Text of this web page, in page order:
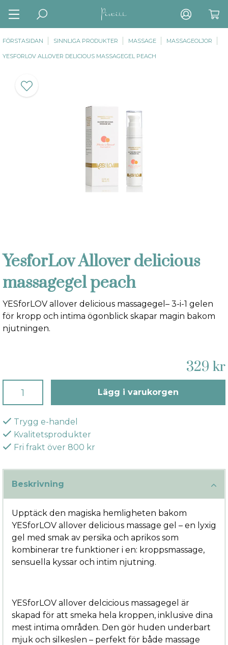
FÖRSTASIDAN SINNLIGA PRODUKTER MASSAGE MASSAGEOLJOR
YESFORLOV ALLOVER DELICIOUS MASSAGEGEL PEACH
YesforLov Allover delicious
massagegel peach
YESforLOV allover delicious massagegel– 3-i-1 gelen
för kropp och intima ögonblick skapar magin bakom
njutningen.
329 kr
Lägg i varukorgen
Trygg e-handel
Kvalitetsprodukter
Fri frakt över 800 kr
Beskrivning
Upptäck den magiska hemligheten bakom
YESforLOV allover delicious massage gel – en lyxig
gel med smak av persika och aprikos som
kombinerar tre funktioner i en: kroppsmassage,
sensuella kyssar och intim njutning.
YESforLOV allover delcicious massagegel är
skapad för att smeka hela kroppen, inklusive dina
mest intima områden. Den gör huden underbart
mjuk och silkeslen – perfekt för både massage